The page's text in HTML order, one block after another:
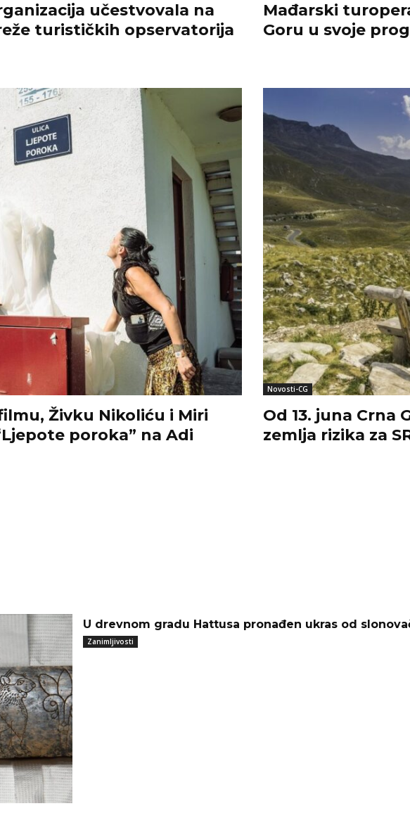
učestvovala na
turističkih opservatorija
Mađarski
Goru u svoje
Živku Nikoliću i Miri
poroka” na Adi
Novosti-CG
Od 13. juna Crna
zemlja rizika za
U drevnom gradu Hattusa pronađen ukras od
Zanimljivosti